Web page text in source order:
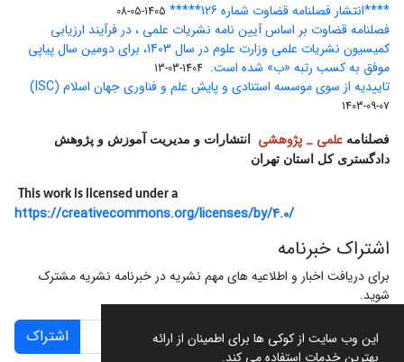
این وب سایت از کوکی ها برای اطمینان از ارائه
بهترین خدمات استفاده می کند.
****انتشار فصلنامه قضاوت شماره 126***** 1405-05-08
فصلنامه قضاوت بر اساس آیین نامه نشریات علمی ، در فرآیند ارزیابی
کمیسیون نشریات علمی وزارت علوم در سال 1403، برای دومین سال پیاپی
موفق به کسب رتبه «ب» شده است. 1404-03-13
تاییدیه از سوی موسسه استنادی و پایش علم و فناوری جهان اسلام (ISC)
1403-09-07
فصلنامه علمی _ پژوهشی
انتشارات و مدیریت آموزش و پژوهش
دادگستری کل استان تهران
This work is licensed under a
https://creativecommons.org/licenses/by/4.0/
اشتراک خبرنامه
برای دریافت اخبار و اطلاعیه های مهم نشریه در خبرنامه نشریه مشترک
شوید.
اشتراک